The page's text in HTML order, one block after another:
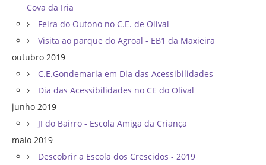
Cova da Iria
Feira do Outono no C.E. de Olival
Visita ao parque do Agroal - EB1 da Maxieira
outubro 2019
C.E.Gondemaria em Dia das Acessibilidades
Dia das Acessibilidades no CE do Olival
junho 2019
JI do Bairro - Escola Amiga da Criança
maio 2019
Descobrir a Escola dos Crescidos - 2019